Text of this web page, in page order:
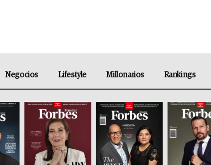
Negocios Lifestyle Millonarios Rankings